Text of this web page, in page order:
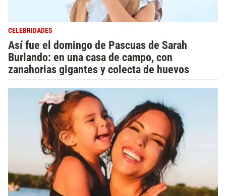
CELEBRIDADES
Así fue el domingo de Pascuas de Sarah
Burlando: en una casa de campo, con
zanahorias gigantes y colecta de huevos